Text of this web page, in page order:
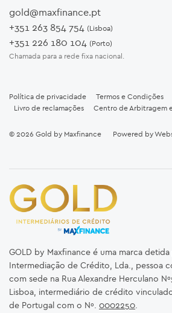
gold@maxfinance.pt
+351 263 854 754 (Lisboa)
+351 226 180 104 (Porto)
Chamada para a rede fixa nacional.
Política de privacidade Termos e Condições
Livro de reclamações
Centro de Arbitragem
© 2026 Gold by Maxfinance Powered by
GOLD by Maxfinance é uma marca
Intermediação de Crédito, Lda., pessoa
com sede na Rua Alexandre Herculano
Lisboa, intermediário de crédito
de Portugal com o Nº. 0002250.